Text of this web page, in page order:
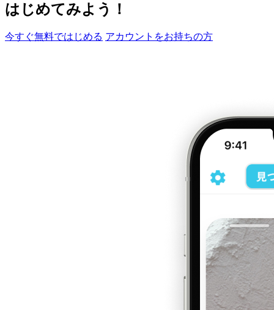
はじめてみよう！
今すぐ無料ではじめる アカウントをお持ちの方